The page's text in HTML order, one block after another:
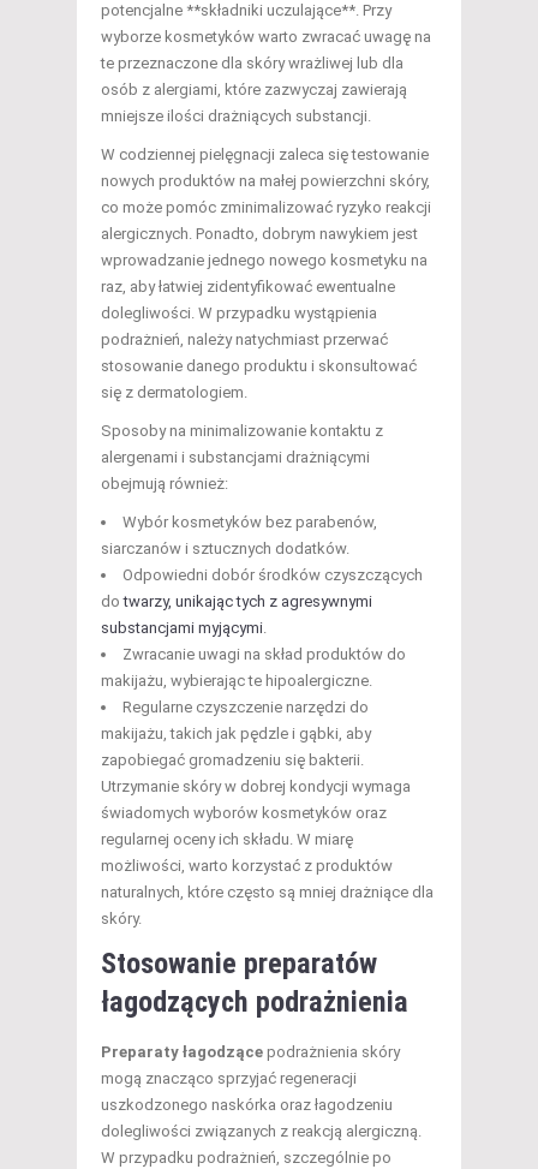
potencjalne **składniki uczulające**. Przy
wyborze kosmetyków warto zwracać uwagę na
te przeznaczone dla skóry wrażliwej lub dla
osób z alergiami, które zazwyczaj zawierają
mniejsze ilości drażniących substancji.
W codziennej pielęgnacji zaleca się testowanie
nowych produktów na małej powierzchni skóry,
co może pomóc zminimalizować ryzyko reakcji
alergicznych. Ponadto, dobrym nawykiem jest
wprowadzanie jednego nowego kosmetyku na
raz, aby łatwiej zidentyfikować ewentualne
dolegliwości. W przypadku wystąpienia
podrażnień, należy natychmiast przerwać
stosowanie danego produktu i skonsultować
się z dermatologiem.
Sposoby na minimalizowanie kontaktu z
alergenami i substancjami drażniącymi
obejmują również:
Wybór kosmetyków bez parabenów,
siarczanów i sztucznych dodatków.
Odpowiedni dobór środków czyszczących
dotwarzy, unikając tych z agresywnymi
substancjami myjącymi.
Zwracanie uwagi na skład produktów do
makijażu, wybierając te hipoalergiczne.
Regularne czyszczenie narzędzi do
makijażu, takich jak pędzle i gąbki, aby
zapobiegać gromadzeniu się bakterii.
Utrzymanie skóry w dobrej kondycji wymaga
świadomych wyborów kosmetyków oraz
regularnej oceny ich składu. W miarę
możliwości, warto korzystać z produktów
naturalnych, które często są mniej drażniące dla
skóry.
Stosowanie preparatów
łagodzących podrażnienia
Preparaty łagodzące podrażnienia skóry
mogą znacząco sprzyjać regeneracji
uszkodzonego naskórka oraz łagodzeniu
dolegliwości związanych z reakcją alergiczną.
W przypadku podrażnień, szczególnie po